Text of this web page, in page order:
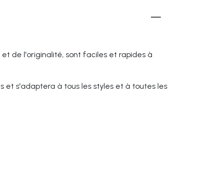
de l'originalité, sont faciles et rapides à
et s'adaptera à tous les styles et à toutes les